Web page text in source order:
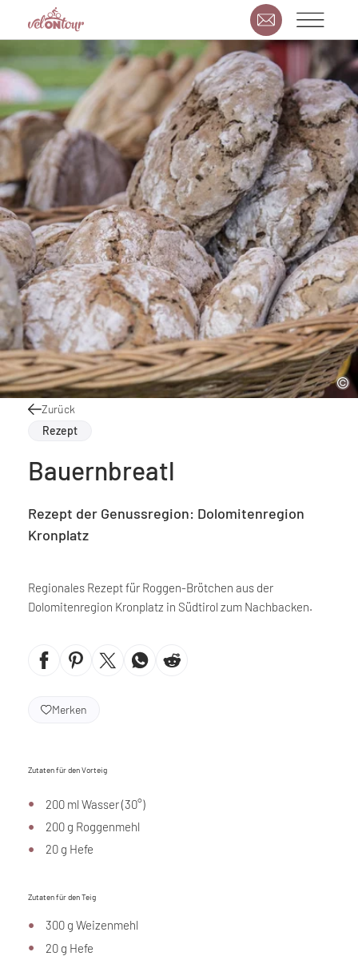
Zurück
Rezept
Bauernbreatl
Rezept der Genussregion: Dolomitenregion
Kronplatz
Regionales Rezept für Roggen-Brötchen aus der
Dolomitenregion Kronplatz in Südtirol zum Nachbacken.
Merken
Zutaten für den Vorteig
200 ml Wasser (30°)
200 g Roggenmehl
20 g Hefe
Zutaten für den Teig
300 g Weizenmehl
20 g Hefe